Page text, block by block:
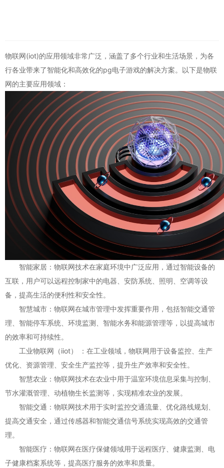
物联网(iot)的应用领域非常广泛，涵盖了多个行业和生活场景，为各
行各业带来了智能化和高效化的pg电子游戏的解决方案。以下是物联
网的主要应用领域：
智能家居：物联网技术在家庭环境中广泛应用，通过智能设备的
互联，用户可以远程控制家中的电器、安防系统、照明、空调等设
备，提高生活的便利性和安全性。
智慧城市：物联网在城市管理中发挥重要作用，包括智能交通管
理、智能停车系统、环境监测、智能水务和能源管理等，以提高城市
的效率和可持续性。
工业物联网（iiot） ：在工业领域，物联网用于设备监控、生产
优化、资源管理、安全生产监控等，提升生产效率和安全性。
智慧农业：物联网技术在农业中用于温室环境信息采集与控制、
节水灌溉管理、动植物生长监测等，实现精准农业的发展。
智能交通：物联网技术用于实时监控交通流量、优化路线规划、
提高交通安全，通过传感器和智能交通信号系统实现高效的交通管
理。
智能医疗：物联网在医疗保健领域用于远程医疗、健康监测、电
子健康档案系统等，提高医疗服务的效率和质量。